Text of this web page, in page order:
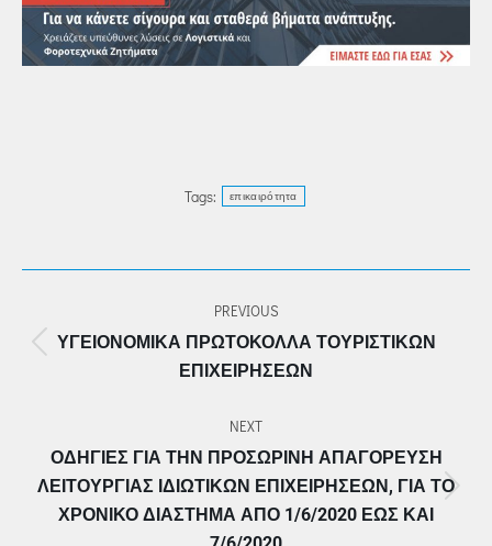
Tags: επικαιρότητα
PREVIOUS
Previous
post:
ΥΓΕΙΟΝΟΜΙΚΆ ΠΡΩΤΌΚΟΛΛΑ ΤΟΥΡΙΣΤΙΚΏΝ
ΕΠΙΧΕΙΡΉΣΕΩΝ
NEXT
Next
post:
ΟΔΗΓΊΕΣ ΓΙΑ ΤΗΝ ΠΡΟΣΩΡΙΝΉ ΑΠΑΓΌΡΕΥΣΗ
ΛΕΙΤΟΥΡΓΊΑΣ ΙΔΙΩΤΙΚΏΝ ΕΠΙΧΕΙΡΉΣΕΩΝ, ΓΙΑ ΤΟ
ΧΡΟΝΙΚΌ ΔΙΆΣΤΗΜΑ ΑΠΌ 1/6/2020 ΈΩΣ ΚΑΙ